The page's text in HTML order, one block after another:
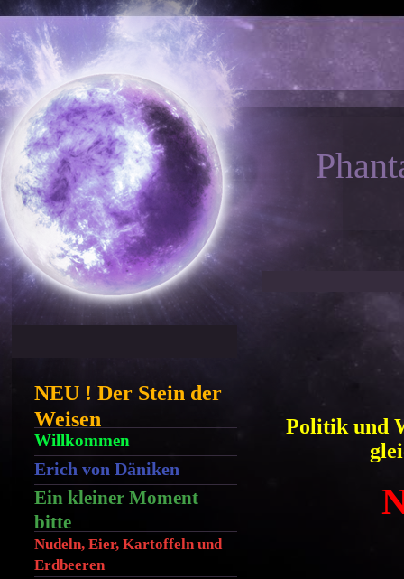
NEU ! Der Stein der
Weisen
Willkommen
Erich von Däniken
Ein kleiner Moment
bitte
Nudeln, Eier, Kartoffeln und
Erdbeeren
Politik und